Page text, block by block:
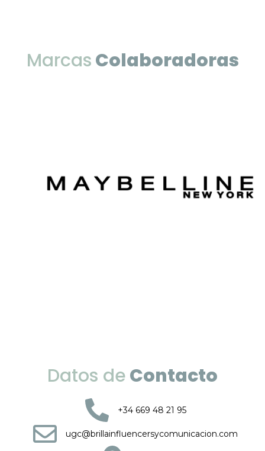
MarcasColaboradoras
Datos deContacto
+34 669 48 21 95
ugc@brillainfluencersycomunicacion.com